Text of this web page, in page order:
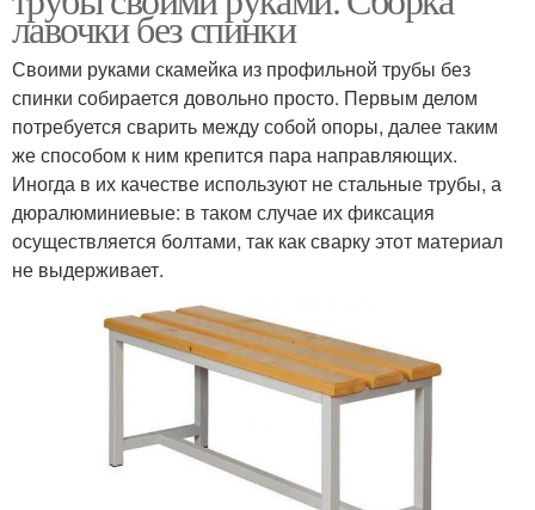
лавочки без спинки
Своими руками скамейка из профильной трубы без
спинки собирается довольно просто. Первым делом
потребуется сварить между собой опоры, далее таким
же способом к ним крепится пара направляющих.
Иногда в их качестве используют не стальные трубы, а
дюралюминиевые: в таком случае их фиксация
осуществляется болтами, так как сварку этот материал
не выдерживает.